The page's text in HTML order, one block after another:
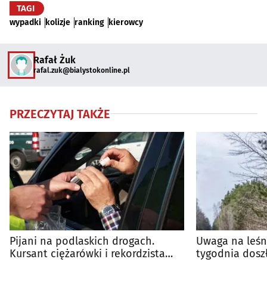
TAGI
wypadki kolizje ranking kierowcy
Rafał Żuk
rafal.zuk@bialystokonline.pl
PRZECZYTAJ TAKŻE
Pijani na podlaskich drogach.
Kursant ciężarówki i rekordzista
Uwaga na
tygodnia